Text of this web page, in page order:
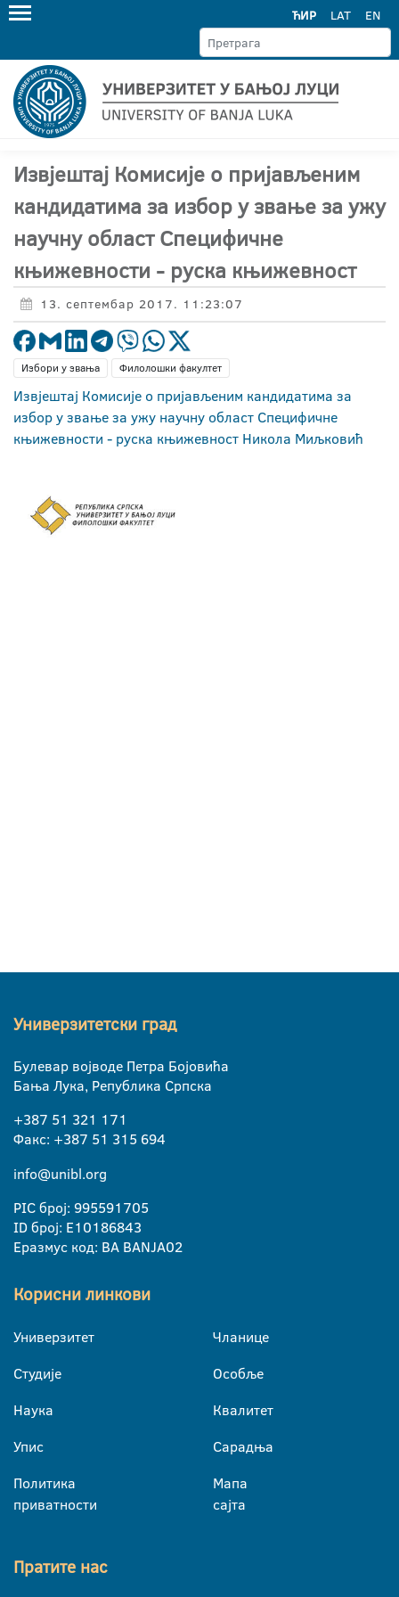
ЋИР LAT EN
Извјештај Комисије о пријављеним
кандидатима за избор у звање за ужу
научну област Специфичне
књижевности - руска књижевност
13. септембар 2017. 11:23:07
Избори у звања Филолошки факултет
Извјештај Комисије о пријављеним кандидатима за
избор у звање за ужу научну област Специфичне
књижевности - руска књижевност Никола Миљковић
Универзитетски град
Булевар војводе Петра Бојовића
Бања Лука, Република Српска
+387 51 321 171
Факс: +387 51 315 694
info@unibl.org
PIC број: 995591705
ID број: E10186843
Еразмус код: BA BANJA02
Корисни линкови
Универзитет
Студије
Наука
Упис
Политика
приватности
Чланице
Особље
Квалитет
Сарадња
Мапа
сајта
Пратите нас